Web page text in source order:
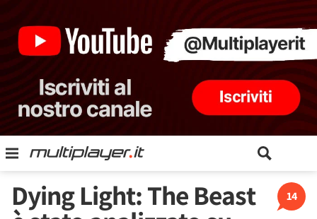
14
Dying Light: The Beast